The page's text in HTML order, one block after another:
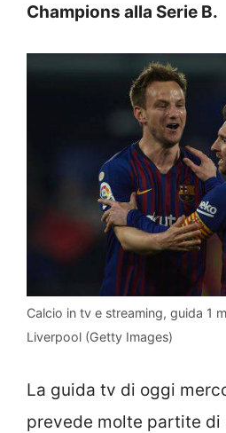
Champions alla Serie B.
Calcio in tv e streaming, guida 1
Liverpool (Getty Images)
La guida tv di oggi
prevede molte partite di